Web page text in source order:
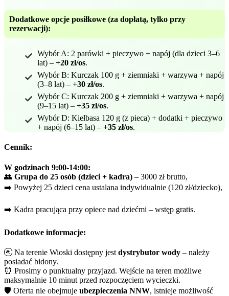
Dodatkowe opcje posiłkowe (za dopłatą, tylko przy
rezerwacji):
Wybór A: 2 parówki + pieczywo + napój (dla dzieci 3–6
lat) – +20 zł/os.
Wybór B: Kurczak 100 g + ziemniaki + warzywa + napój
(3–8 lat) – +30 zł/os.
Wybór C: Kurczak 200 g + ziemniaki + warzywa + napój
(9–15 lat) – +35 zł/os.
Wybór D: Kiełbasa 120 g (z pieca) + dodatki + pieczywo
+ napój (6–15 lat) – +35 zł/os.
Cennik:
W godzinach 9:00-14:00:
👥 Grupa do 25 osób (dzieci + kadra) – 3000 zł brutto,
➡️ Powyżej 25 dzieci cena ustalana indywidualnie (120 zł/dziecko),
➡️ Kadra pracująca przy opiece nad dziećmi – wstęp gratis.
Dodatkowe informacje:
🚰 Na terenie Wioski dostępny jest dystrybutor wody – należy
posiadać bidony.
⏰ Prosimy o punktualny przyjazd. Wejście na teren możliwe
maksymalnie 10 minut przed rozpoczęciem wycieczki.
🛡️ Oferta nie obejmuje ubezpieczenia NNW, istnieje możliwość